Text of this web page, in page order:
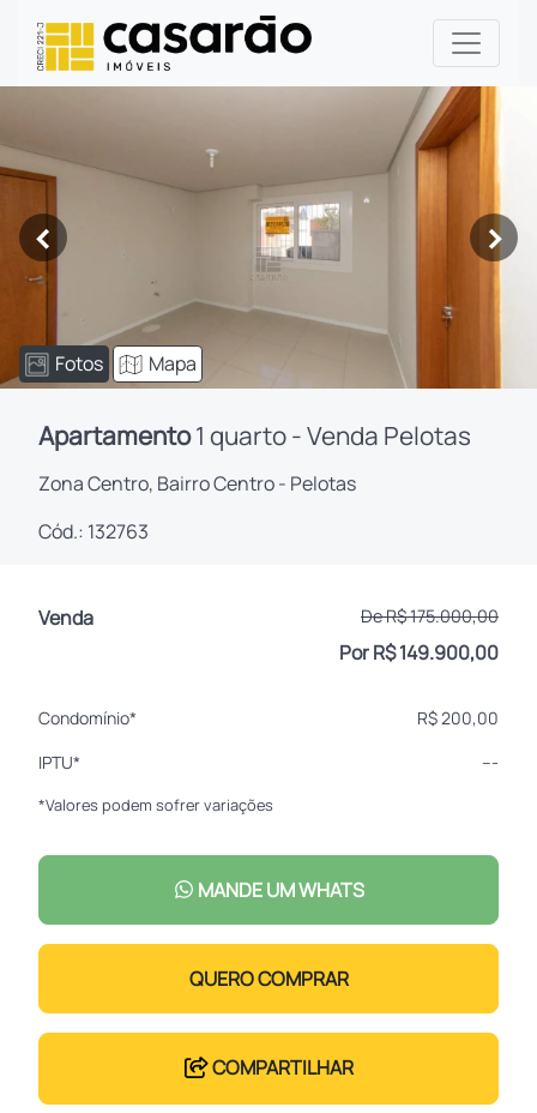
< >
Fotos Mapa
Apartamento1 quarto - Venda Pelotas
Zona Centro, Bairro Centro - Pelotas
Cód.: 132763
Venda De R$ 175.000,00
Por R$ 149.900,00
Condomínio*
R$ 200,00
IPTU*
---
*Valores podem sofrer variações
MANDE UM WHATS
QUERO COMPRAR
COMPARTILHAR